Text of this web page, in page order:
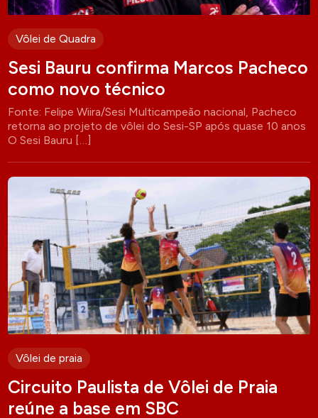
Vôlei de Quadra
Sesi Bauru confirma Marcos Pacheco
como novo técnico
Fonte: Felipe Wiira/Sesi Multicampeão nacional, Pacheco
retorna ao projeto de vôlei do Sesi-SP após quase 10 anos
O Sesi Bauru […]
Vôlei de praia
Circuito Paulista de Vôlei de Praia
reúne a base em SBC